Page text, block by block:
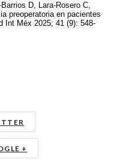
D, Lara-Rosero C,
preoperatoria en pacientes
Int Méx 2025; 41 (9): 548-
+